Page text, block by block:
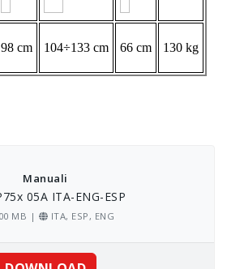
98 cm 104÷133 cm 66 cm 130 kg